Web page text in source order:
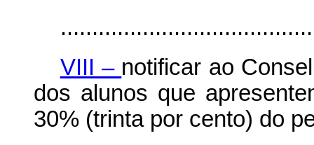
VIII – notificar ao
dos alunos que
30% (trinta por cento) do